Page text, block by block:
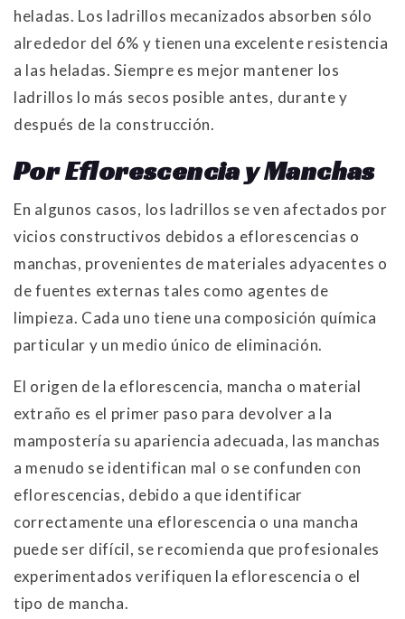
heladas. Los ladrillos mecanizados absorben sólo
alrededor del 6% y tienen una excelente resistencia
a las heladas. Siempre es mejor mantener los
ladrillos lo más secos posible antes, durante y
después de la construcción.
Por Eflorescencia y Manchas
En algunos casos, los ladrillos se ven afectados por
vicios constructivos debidos a eflorescencias o
manchas, provenientes de materiales adyacentes o
de fuentes externas tales como agentes de
limpieza. Cada uno tiene una composición química
particular y un medio único de eliminación.
El origen de la eflorescencia, mancha o material
extraño es el primer paso para devolver a la
mampostería su apariencia adecuada, las manchas
a menudo se identifican mal o se confunden con
eflorescencias, debido a que identificar
correctamente una eflorescencia o una mancha
puede ser difícil, se recomienda que profesionales
experimentados verifiquen la eflorescencia o el
tipo de mancha.